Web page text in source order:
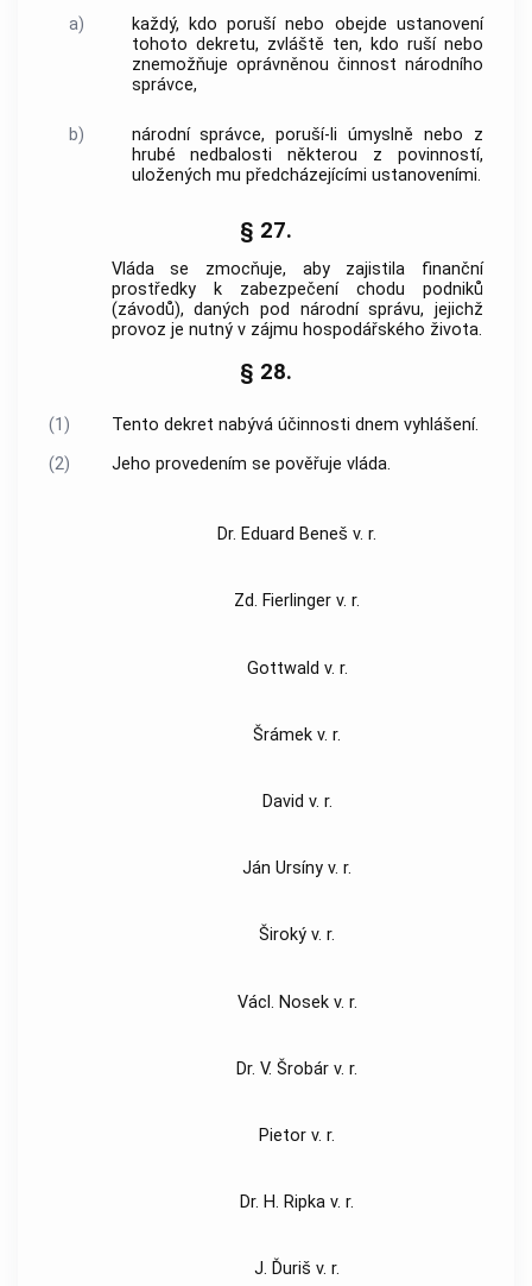
a)
každý, kdo poruší nebo obejde ustanovení
tohoto dekretu, zvláště ten, kdo ruší nebo
znemožňuje oprávněnou činnost národního
správce,
b)
národní správce, poruší-li úmyslně nebo z
hrubé nedbalosti některou z povinností,
uložených mu předcházejícími ustanoveními.
§ 27.
Vláda se zmocňuje, aby zajistila finanční
prostředky k zabezpečení chodu podniků
(závodů), daných pod národní správu, jejichž
provoz je nutný v zájmu hospodářského života.
§ 28.
(1)
Tento dekret nabývá účinnosti dnem vyhlášení.
(2)
Jeho provedením se pověřuje vláda.
Dr. Eduard Beneš v. r.
Zd. Fierlinger v. r.
Gottwald v. r.
Šrámek v. r.
David v. r.
Ján Ursíny v. r.
Široký v. r.
Václ. Nosek v. r.
Dr. V. Šrobár v. r.
Pietor v. r.
Dr. H. Ripka v. r.
J. Ďuriš v. r.